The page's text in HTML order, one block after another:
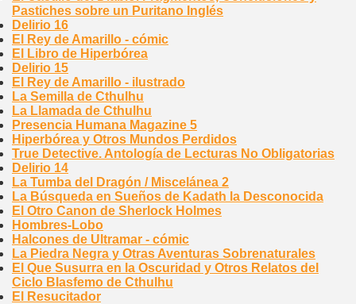
Pastiches sobre un Puritano Inglés
Delirio 16
El Rey de Amarillo - cómic
El Libro de Hiperbórea
Delirio 15
El Rey de Amarillo - ilustrado
La Semilla de Cthulhu
La Llamada de Cthulhu
Presencia Humana Magazine 5
Hiperbórea y Otros Mundos Perdidos
True Detective. Antología de Lecturas No Obligatorias
Delirio 14
La Tumba del Dragón / Miscelánea 2
La Búsqueda en Sueños de Kadath la Desconocida
El Otro Canon de Sherlock Holmes
Hombres-Lobo
Halcones de Ultramar - cómic
La Piedra Negra y Otras Aventuras Sobrenaturales
El Que Susurra en la Oscuridad y Otros Relatos del
Ciclo Blasfemo de Cthulhu
El Resucitador